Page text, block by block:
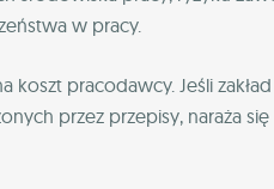
w pracy.
koszt pracodawcy. Jeśli
przez przepisy, naraża